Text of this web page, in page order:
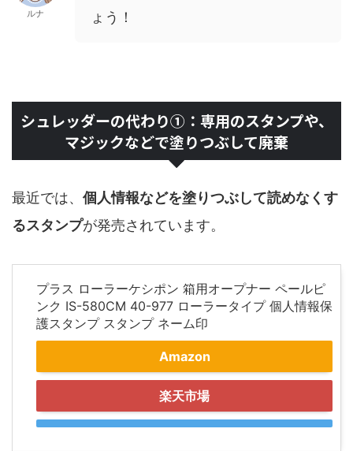
ルナ ょう！
シュレッダーの代わり①：専用のスタンプや、
マジックなどで塗りつぶして廃棄
最近では、 個人情報などを塗りつぶして読めなくす
るスタンプが発売されています。
プラス ローラーケシポン 箱用オープナー ペールピ
ンク IS-580CM 40-977 ローラータイプ 個人情報保
護スタンプ スタンプ ネーム印
Amazon
楽天市場